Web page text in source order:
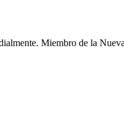
Miembro de la